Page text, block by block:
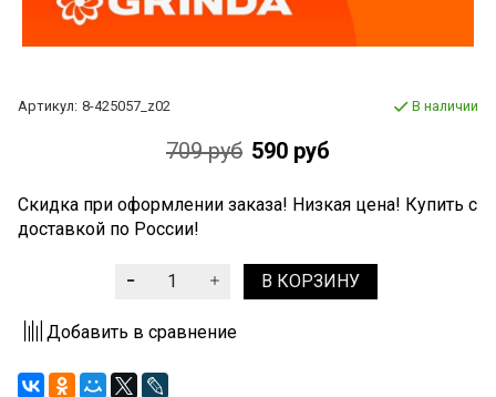
Артикул: 8-425057_z02 В наличии
709 руб 590 руб
Скидка при оформлении заказа! Низкая цена! Купить с
доставкой по России!
В КОРЗИНУ
Добавить в сравнение